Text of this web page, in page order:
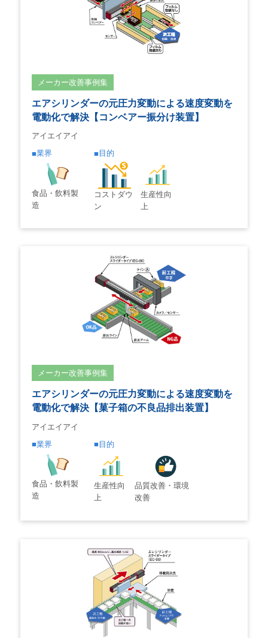
メーカー改善事例集
エアシリンダーの元圧力変動による速度変動を
電動化で解決【コンベアー振分け装置】
アイエイアイ
業界
食品・飲料製
造
目的
コストダウ
ン
生産性向
上
メーカー改善事例集
エアシリンダーの元圧力変動による速度変動を
電動化で解決【菓子箱の不良品排出装置】
アイエイアイ
業界
食品・飲料製
造
目的
生産性向
上
品質改善・環境
改善